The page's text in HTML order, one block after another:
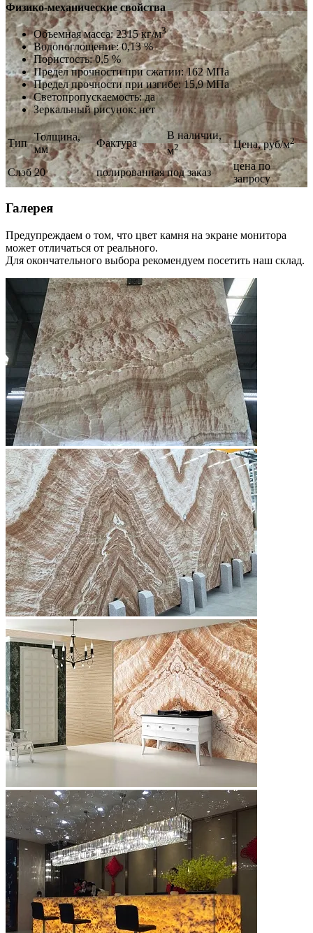
Физико-механические свойства
Объемная масса: 2315 кг/м3
Водопоглощение: 0,13 %
Пористость: 0,5 %
Предел прочности при сжатии: 162 МПа
Предел прочности при изгибе: 15,9 МПа
Светопропускаемость: да
Зеркальный рисунок: нет
Тип
Толщина,
мм
Фактура
В наличии,
м2 Цена, руб/м2
Слэб 20 полированная под заказ
цена по
запросу
Галерея
Предупреждаем о том, что цвет камня на экране монитора
может отличаться от реального.
Для окончательного выбора рекомендуем посетить наш склад.